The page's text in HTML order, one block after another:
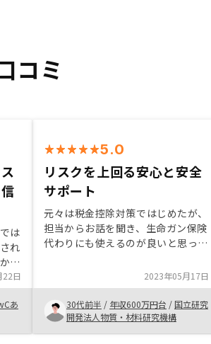
コミ
は
れ
ト
で
、
集
の
き
日
あ
5.0
リスクを上回る安心と安全
サポート
元々は税金控除対策ではじめたが、
担当からお話を聞き、生命ガン保険
代わりにも使えるのが良いと思っ
ないが、物価の高騰なども鑑み、現
金だけではなく資産として保有して
おいたほうが老後にも備えられると
思った。すでに問題なく素晴らしい
と思います
2023年05月17日
30代前半 / 年収600万円台 / 国立研究
開発法人物質・材料研究機構